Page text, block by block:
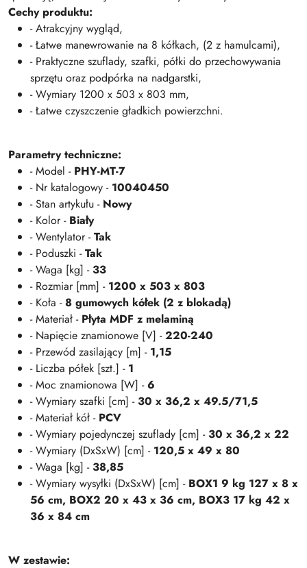
Cechy produktu:
- Atrakcyjny wygląd,
- Łatwe manewrowanie na 8 kółkach, (2 z hamulcami),
- Praktyczne szuflady, szafki, półki do przechowywania
sprzętu oraz podpórka na nadgarstki,
- Wymiary 1200 x 503 x 803 mm,
- Łatwe czyszczenie gładkich powierzchni.
Parametry techniczne:
- Model - PHY-MT-7
- Nr katalogowy - 10040450
- Stan artykułu - Nowy
- Kolor - Biały
- Wentylator -Tak
- Poduszki -Tak
- Waga [kg] -33
- Rozmiar [mm] - 1200 x 503 x 803
- Koła -8 gumowych kółek (2 z blokadą)
- Materiał - Płyta MDF z melaminą
- Napięcie znamionowe [V] -220-240
- Przewód zasilający [m] - 1,15
- Liczba półek [szt.] - 1
- Moc znamionowa [W] -6
- Wymiary szafki [cm] -30 x 36,2 x 49.5/71,5
- Materiał kół - PCV
- Wymiary pojedynczej szuflady [cm] -30 x 36,2 x 22
- Wymiary (DxSxW) [cm] - 120,5 x 49 x 80
- Waga [kg] -38,85
- Wymiary wysyłki (DxSxW) [cm] - BOX1 9 kg 127 x 8 x
56 cm, BOX2 20 x 43 x 36 cm, BOX3 17 kg 42 x
36 x 84 cm
W zestawie: